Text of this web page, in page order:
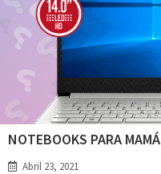
NOTEBOOKS PARA MAMÁ
Abril 23, 2021